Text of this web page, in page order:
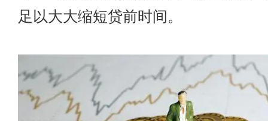
足以大大缩短贷前时间。